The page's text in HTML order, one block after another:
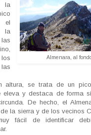
Almenara, al
la
el
la
altura, se trata de un
eleva y destaca de forma
De hecho, el
la sierra y de los vecinos
fácil de identificar